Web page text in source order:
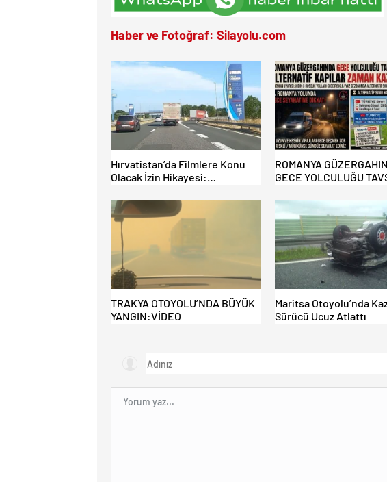
Haber ve Fotoğraf: Silayolu.com
Hırvatistan’da Filmlere Konu
Olacak İzin Hikayesi:
ROMANYA
GECE YOLCULUĞU
KAPILAR ZAMAN
KAZANDIRIYOR!
TRAKYA OTOYOLU’NDA BÜYÜK
YANGIN:VİDEO
Maritsa Otoyolu’nda
Sürücü Ucuz Atlattı